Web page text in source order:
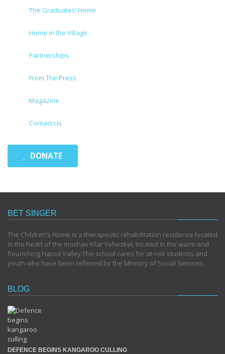
The Graduates’ Home
Home in the Village
Partnerships
From The Press
Magazine
Contact Us
DONATE
BET SINGER
The Children’s Home is a therapeutic rehabilitation residence located
in the heart of the moshav Kfar Yehezkel, located in the warm and
flourishing Harod Valley The school cares for at-risk students and
youth who have been referred by the Ministry of Social Services.
BLOG
DEFENCE BEGINS KANGAROO CULLING